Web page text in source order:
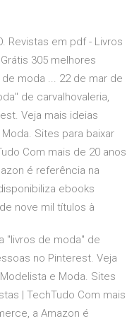
Revistas em pdf - Livros
305 melhores
moda ... 22 de mar de
de carvalhovaleria,
Veja mais ideias
Sites para baixar
Com mais de 20 anos
é referência na
ebooks
nove mil títulos à
"livros de moda" de
no Pinterest. Veja
e Moda. Sites
| TechTudo Com mais
a Amazon é